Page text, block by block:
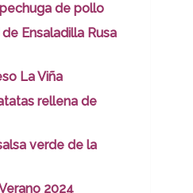
de pollo
Ensaladilla Rusa
La Viña
rellena de
verde de la
2024